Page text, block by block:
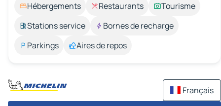
Hébergements Restaurants
Tourisme
Stations service
Bornes de recharge
Parkings
Aires de repos
Français